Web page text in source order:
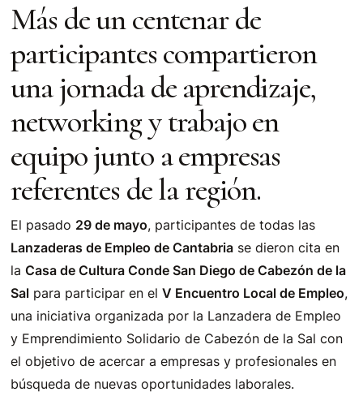
Más de un centenar de
participantes compartieron
una jornada de aprendizaje,
networking y trabajo en
equipo junto a empresas
referentes de la región.
El pasado 29 de mayo, participantes de todas las
Lanzaderas de Empleo de Cantabria se dieron cita en
laCasa de Cultura Conde San Diego de Cabezón de la
Sal para participar en elV Encuentro Local de Empleo,
una iniciativa organizada por la Lanzadera de Empleo
y Emprendimiento Solidario de Cabezón de la Sal con
el objetivo de acercar a empresas y profesionales en
búsqueda de nuevas oportunidades laborales.